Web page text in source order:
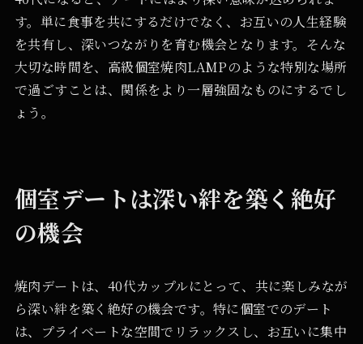
す。単に食事を共にするだけでなく、お互いの人生経験
を共有し、深いつながりを育む機会となります。そんな
大切な時間を、高級個室焼肉LAMPのような特別な場所
で過ごすことは、関係をより一層強固なものにするでし
ょう。
個室デートは深い絆を築く絶好
の機会
焼肉デートは、40代カップルにとって、共に楽しみなが
ら深い絆を築く絶好の機会です。特に個室でのデート
は、プライベートな空間でリラックスし、お互いに集中